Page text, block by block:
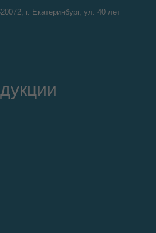
г. Екатеринбург, ул. 40 лет